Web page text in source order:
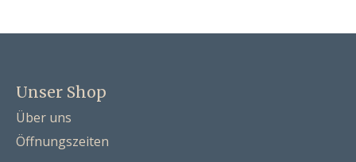
Unser Shop
Über uns
Öffnungszeiten